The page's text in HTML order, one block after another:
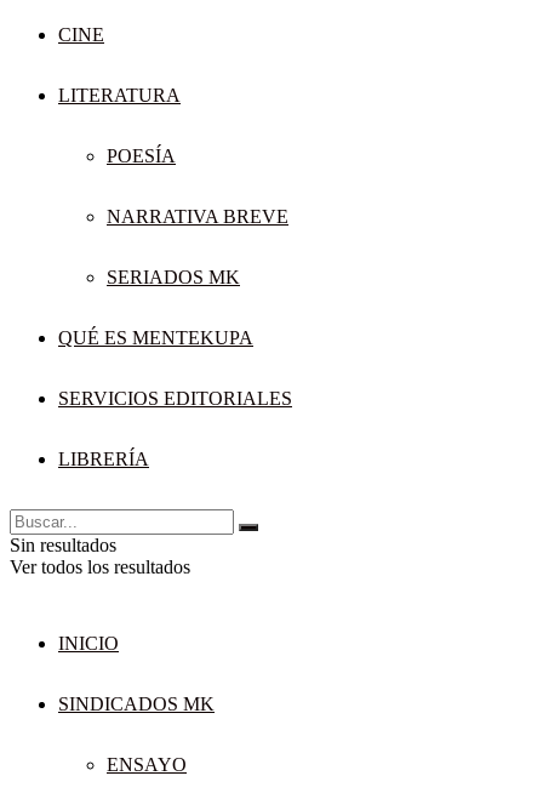
CINE
LITERATURA
POESÍA
NARRATIVA BREVE
SERIADOS MK
QUÉ ES MENTEKUPA
SERVICIOS EDITORIALES
LIBRERÍA
Sin resultados
Ver todos los resultados
INICIO
SINDICADOS MK
ENSAYO